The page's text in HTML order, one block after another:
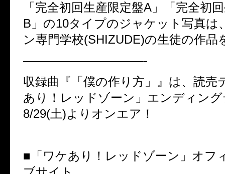
「完全初回生産限定盤A」「完全初
B」の10タイプのジャケット写真は
ン専門学校(SHIZUDE)の生徒の作品
——————————-
収録曲『「僕の作り方」』は、読売
あり！レッドゾーン」エンディン
8/29(土)よりオンエア！
■「ワケあり！レッドゾーン」オフ